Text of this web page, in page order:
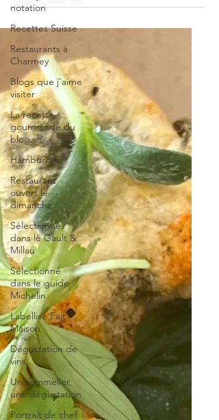
notation
Recettes Suisse
Restaurants à
Charmey
Blogs que j'aime
visiter
La recette
gourmande du
blog.
Hamburger
Restaurant
ouvert le
dimanche
Sélectionné
dans le Gault &
Millau
Sélectionné
dans le guide
Michelin
Labellisé Fait
Maison
Dégustation de
vins
Un sommelier,
une dégustation
Portrait de chef